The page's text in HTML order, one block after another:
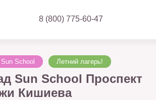
8 (800) 775-60-47
School Летний лагерь!
Sun School Проспект
Кишиева